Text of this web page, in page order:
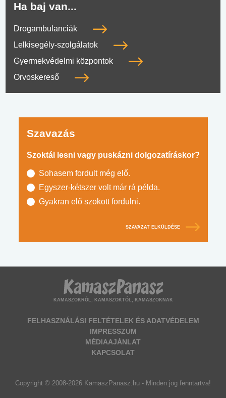
Ha baj van...
Drogambulanciák
Lelkisegély-szolgálatok
Gyermekvédelmi központok
Orvoskereső
Szavazás
Szoktál lesni vagy puskázni dolgozatíráskor?
Sohasem fordult még elő.
Egyszer-kétszer volt már rá példa.
Gyakran elő szokott fordulni.
SZAVAZAT ELKÜLDÉSE
KAMASZOKRÓL, KAMASZOKTÓL, KAMASZOKNAK
FELHASZNÁLÁSI FELTÉTELEK ÉS ADATVÉDELEM
IMPRESSZUM
MÉDIAAJÁNLAT
KAPCSOLAT
Copyright © 2008-2026 KamaszPanasz.hu - Minden jog fenntartva!